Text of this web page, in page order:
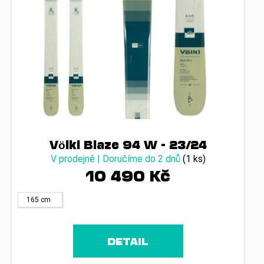
Völkl Blaze 94 W - 23/24
V prodejně | Doručíme do 2 dnů (1 ks)
10 490 Kč
165 cm
DETAIL